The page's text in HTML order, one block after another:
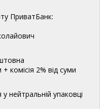
ПриватБанк:
комісія 2% від суми
нейтральній упаковці